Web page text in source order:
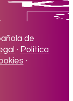
de
· Política
·